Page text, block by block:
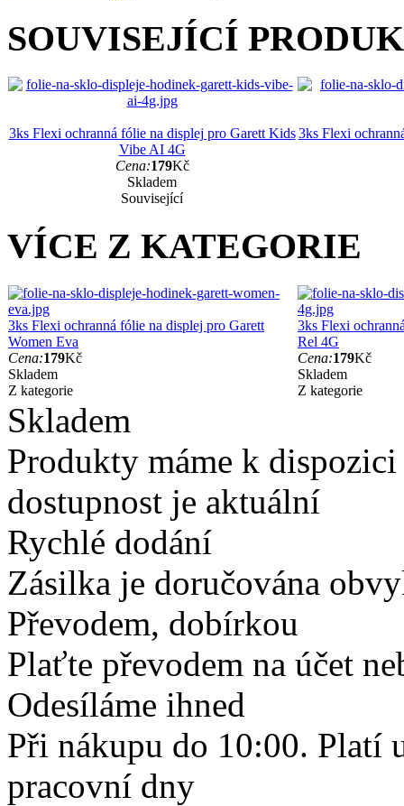
SOUVISEJÍCÍ
3ks Flexi ochranná fólie na displej pro Garett Kids
Vibe AI 4G
Cena:179Kč
Skladem
Související
3ks Flexi
VÍCE Z KATEGORIE
3ks Flexi ochranná fólie na displej pro Garett
Women Eva
Cena:179Kč
Skladem
Z kategorie
3ks Flexi
Rel 4G
Cena:179Kč
Skladem
Z kategorie
Skladem
Produkty máme k
dostupnost je aktuální
Rychlé dodání
Zásilka je doručována
Převodem, dobírkou
Plaťte převodem na účet
Odesíláme ihned
Při nákupu do 10:00. Platí
pracovní dny